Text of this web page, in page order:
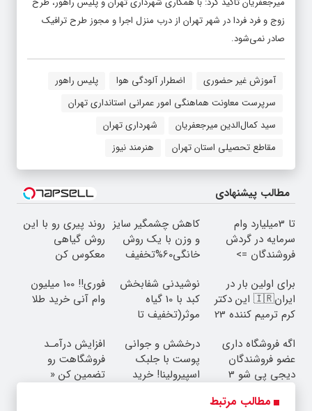
زوج و فرد فردا در شهر تهران از درب منزل اجرا و مجوز طرح ترافیک
صادر نمی‌شود.
آموزش غیر حضوری اضطرار آلودگی هوا
پلیس راهور
سرپرست معاونت هماهنگی امور عمرانی استانداری تهران
سید کمال‌الدین میرجعفریان
شهرداری تهران
مقاطع تحصیلی استان تهران
هنرمند نیوز
مطالب پیشنهادی
تا 3میلیارد وام
سرمایه در گردش
فروشندگان =>
کن
کاهش چشمگیر سایز
و وزن با یک روش
خانگی60%تخفیف
روند پیری رو با این
روش گیاهی
معکوس کن
برای اولین بار در
ایران🇮🇷 این دکتر
کرم ترمیم کننده 23
نوشیدنی شفابخش
کبد با 10 گیاه
موثر(تخفیف تا
فوری‼️ 100 میلیون
وام آنی خرید طلا
اگه فروشگاه داری
عضو فروشندگان
دیجی پی شو 3
درخشش و جوانی
پوست با جلبک
اسپیرولینا! خرید
افزایش درآمـد
فروشگاهت رو
تضمین کن «
مطالب مرتبط